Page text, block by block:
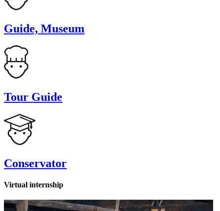
Guide, Museum
Tour Guide
Conservator
Virtual internship